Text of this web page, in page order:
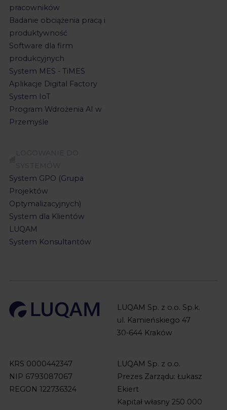
pracowników
Badanie obciążenia pracą i
produktywność
Software dla firm
produkcyjnych
System MES - TiMES
Aplikacje Digital Factory
System IoT
Program Wdrożenia AI w
Przemyśle
System GPO (Grupa
Projektów
Optymalizacyjnych)
System dla Klientów
LUQAM
System Konsultantów
LUQAM Sp. z o.o. Sp.k.
ul. Kamieńskiego 47
30-644 Kraków
KRS 0000442347
NIP 6793087067
REGON 122736324
LUQAM Sp. z o.o.
Prezes Zarządu: Łukasz
Ekiert
Kapitał własny 250 000